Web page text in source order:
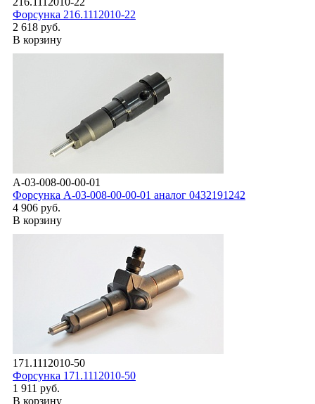
Форсунка 216.1112010-22
2 618 руб.
В корзину
A-03-008-00-00-01
Форсунка А-03-008-00-00-01 аналог 0432191242
4 906 руб.
В корзину
171.1112010-50
Форсунка 171.1112010-50
1 911 руб.
В корзину